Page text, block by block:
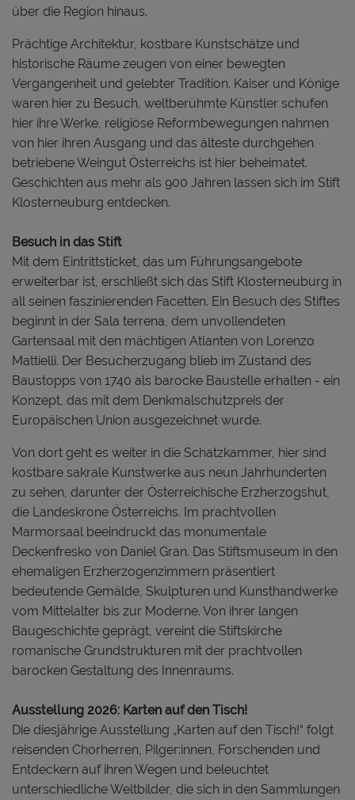
über die Region hinaus.
Prächtige Architektur, kostbare Kunstschätze und
historische Räume zeugen von einer bewegten
Vergangenheit und gelebter Tradition. Kaiser und Könige
waren hier zu Besuch, weltberühmte Künstler schufen
hier ihre Werke, religiöse Reformbewegungen nahmen
von hier ihren Ausgang und das älteste durchgehen
betriebene Weingut Österreichs ist hier beheimatet.
Geschichten aus mehr als 900 Jahren lassen sich im Stift
Klosterneuburg entdecken.
Besuch in das Stift
Mit dem Eintrittsticket, das um Führungsangebote
erweiterbar ist, erschließt sich das Stift Klosterneuburg in
all seinen faszinierenden Facetten. Ein Besuch des Stiftes
beginnt in der Sala terrena, dem unvollendeten
Gartensaal mit den mächtigen Atlanten von Lorenzo
Mattielli. Der Besucherzugang blieb im Zustand des
Baustopps von 1740 als barocke Baustelle erhalten - ein
Konzept, das mit dem Denkmalschutzpreis der
Europäischen Union ausgezeichnet wurde.
Von dort geht es weiter in die Schatzkammer, hier sind
kostbare sakrale Kunstwerke aus neun Jahrhunderten
zu sehen, darunter der Österreichische Erzherzogshut,
die Landeskrone Österreichs. Im prachtvollen
Marmorsaal beeindruckt das monumentale
Deckenfresko von Daniel Gran. Das Stiftsmuseum in den
ehemaligen Erzherzogenzimmern präsentiert
bedeutende Gemälde, Skulpturen und Kunsthandwerke
vom Mittelalter bis zur Moderne. Von ihrer langen
Baugeschichte geprägt, vereint die Stiftskirche
romanische Grundstrukturen mit der prachtvollen
barocken Gestaltung des Innenraums.
Ausstellung 2026: Karten auf den Tisch!
Die diesjährige Ausstellung „Karten auf den Tisch!“ folgt
reisenden Chorherren, Pilger:innen, Forschenden und
Entdeckern auf ihren Wegen und beleuchtet
unterschiedliche Weltbilder, die sich in den Sammlungen